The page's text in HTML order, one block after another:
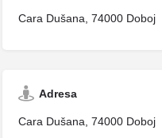
Cara Dušana, 74000 Doboj
Adresa
Cara Dušana, 74000 Doboj